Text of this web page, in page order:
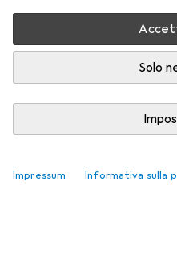
Solo
Impressum Informativa sulla
Nessun